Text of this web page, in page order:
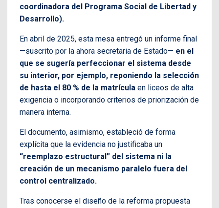
coordinadora del Programa Social de Libertad y
Desarrollo).
En abril de 2025, esta mesa entregó un informe final
—suscrito por la ahora secretaria de Estado— en el
que se sugería perfeccionar el sistema desde
su interior, por ejemplo, reponiendo la selección
de hasta el 80 % de la matrícula en liceos de alta
exigencia o incorporando criterios de priorización de
manera interna.
El documento, asimismo, estableció de forma
explícita que la evidencia no justificaba un
“reemplazo estructural” del sistema ni la
creación de un mecanismo paralelo fuera del
control centralizado.
Tras conocerse el diseño de la reforma propuesta